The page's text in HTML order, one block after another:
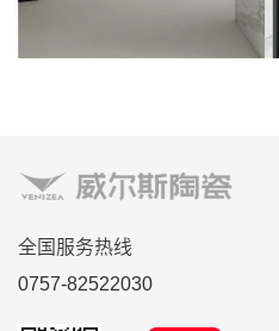
全国服务热线
0757-82522030